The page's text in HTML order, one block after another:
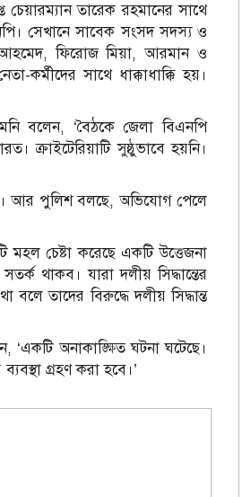
চেয়ারম্যান তারেক রহমানের সাথে
সেখানে সাবেক সংসদ সদস্য ও
আহমেদ, ফিরোজ মিয়া, আরমান ও
সাথে ধাক্কাধাক্কি হয়।
বলেন, ‘বৈঠকে জেলা বিএনপি
ক্রাইটেরিয়াটি সুষ্ঠুভাবে হয়নি।
আর পুলিশ বলছে, অভিযোগ পেলে
চেষ্টা করেছে একটি উত্তেজনা
থাকব। যারা দলীয় সিদ্ধান্তের
বলে তাদের বিরুদ্ধে দলীয় সিদ্ধান্ত
অনাকাঙ্ক্ষিত ঘটনা ঘটেছে।
গ্রহণ করা হবে।’